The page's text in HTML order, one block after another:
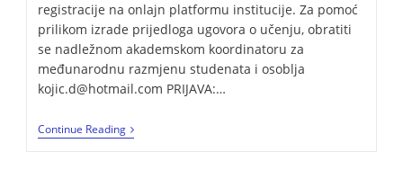
registracije na onlajn platformu institucije. Za pomoć
prilikom izrade prijedloga ugovora o učenju, obratiti
se nadležnom akademskom koordinatoru za
međunarodnu razmjenu studenata i osoblja
kojic.d@hotmail.com PRIJAVA:…
Continue Reading